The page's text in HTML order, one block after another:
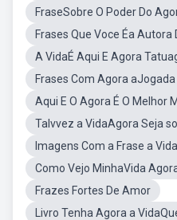
FraseSobre O Poder Do
Frases Que Voce Éa Autora
A VidaÉ Aqui E Agora
Frases Com Agora aJogada
Aqui E O Agora É O Melhor
Talvvez a VidaAgora Seja
Imagens Com a Frase a
Como Vejo MinhaVida
Frazes Fortes De Amor
Livro Tenha Agora a